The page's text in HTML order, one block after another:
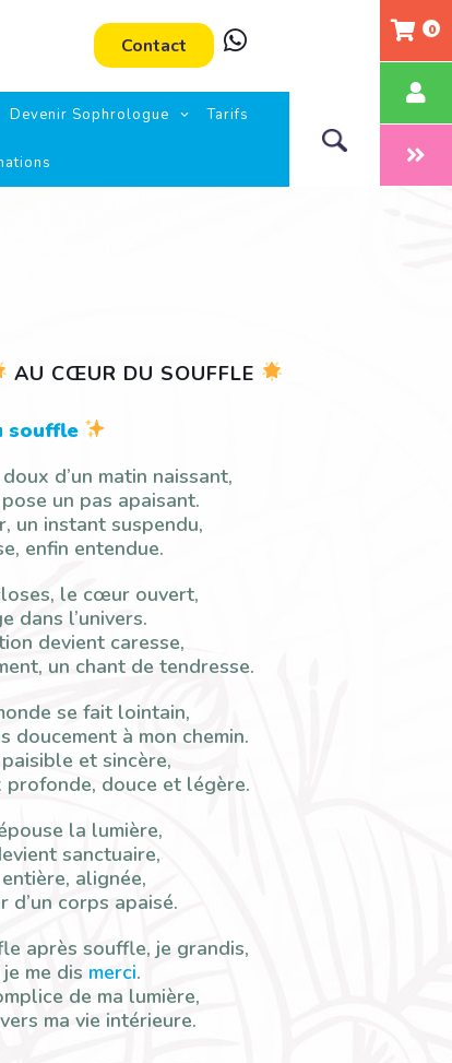
Contact
Devenir Sophrologue Tarifs
0
AU CŒUR DU SOUFFLE
souffle
d’un matin naissant,
un pas apaisant.
un instant suspendu,
enfin entendue.
le cœur ouvert,
dans l’univers.
devient caresse,
un chant de tendresse.
se fait lointain,
doucement à mon chemin.
et sincère,
profonde, douce et légère.
la lumière,
sanctuaire,
alignée,
d’un corps apaisé.
après souffle, je grandis,
me dis merci.
de ma lumière,
ma vie intérieure.